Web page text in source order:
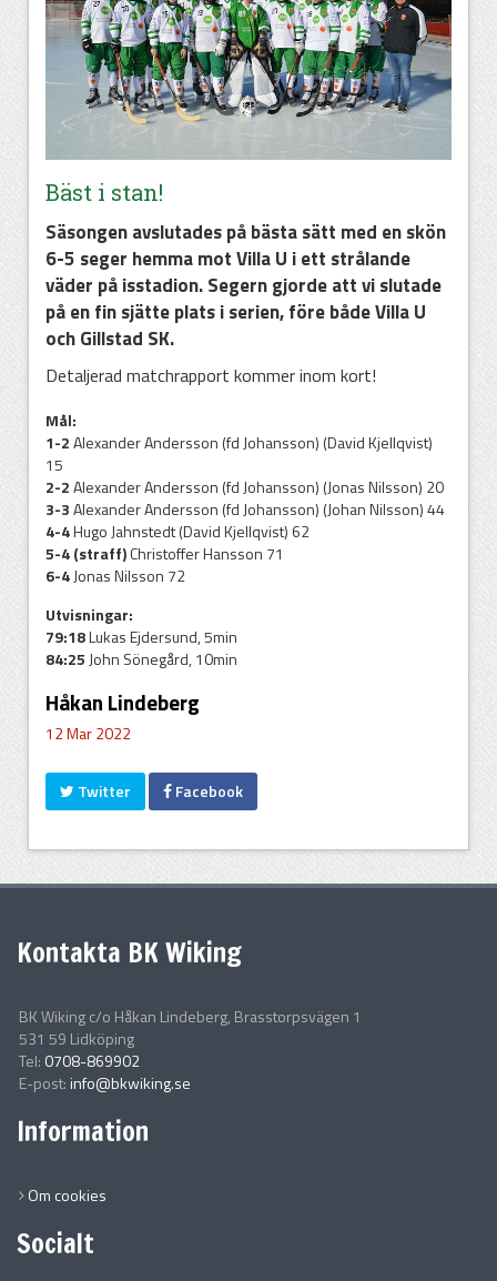
Bäst i stan!
Säsongen avslutades på bästa sätt med en skön
6-5 seger hemma mot Villa U i ett strålande
väder på isstadion. Segern gjorde att vi slutade
på en fin sjätte plats i serien, före både Villa U
och Gillstad SK.
Detaljerad matchrapport kommer inom kort!
Mål:
1-2Alexander Andersson (fd Johansson) (David Kjellqvist)
15
2-2Alexander Andersson (fd Johansson) (Jonas Nilsson) 20
3-3Alexander Andersson (fd Johansson) (Johan Nilsson) 44
4-4Hugo Jahnstedt (David Kjellqvist) 62
5-4 (straff)Christoffer Hansson 71
6-4Jonas Nilsson 72
Utvisningar:
79:18Lukas Ejdersund, 5min
84:25John Sönegård, 10min
Håkan Lindeberg
12 Mar 2022
Twitter Facebook
Kontakta BK Wiking
BK Wiking c/o Håkan Lindeberg, Brasstorpsvägen 1
531 59 Lidköping
Tel: 0708-869902
E-post:info@bkwiking.se
Information
Om cookies
Socialt